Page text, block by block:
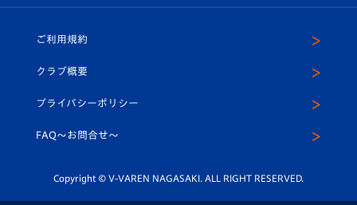
ホームタウン
平和祈念活動
ホームタウン活動
U-18
スクール
ヴィヴィくんインスタグラム
公式LINE＠
ご利用規約
クラブ概要
プライバシーポリシー
FAQ〜お問合せ〜
Copyright © V-VAREN NAGASAKI. ALL RIGHT RESERVED.